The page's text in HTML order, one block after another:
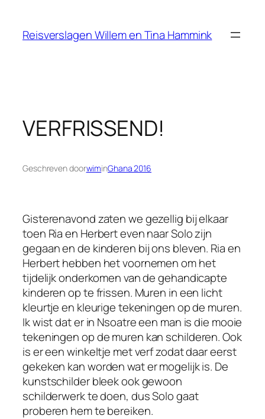
Reisverslagen Willem en Tina Hammink
VERFRISSEND!
Geschreven doorwiminGhana 2016
Gisterenavond zaten we gezellig bij elkaar
toen Ria en Herbert even naar Solo zijn
gegaan en de kinderen bij ons bleven. Ria en
Herbert hebben het voornemen om het
tijdelijk onderkomen van de gehandicapte
kinderen op te frissen. Muren in een licht
kleurtje en kleurige tekeningen op de muren.
Ik wist dat er in Nsoatre een man is die mooie
tekeningen op de muren kan schilderen. Ook
is er een winkeltje met verf zodat daar eerst
gekeken kan worden wat er mogelijk is. De
kunstschilder bleek ook gewoon
schilderwerk te doen, dus Solo gaat
proberen hem te bereiken.